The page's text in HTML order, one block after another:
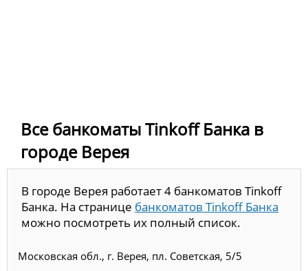
Все банкоматы Tinkoff Банка в
городе Верея
В городе Верея работает 4 банкоматов Tinkoff
Банка. На странице банкоматов Tinkoff Банка
можно посмотреть их полный список.
Московская обл., г. Верея, пл. Советская, 5/5